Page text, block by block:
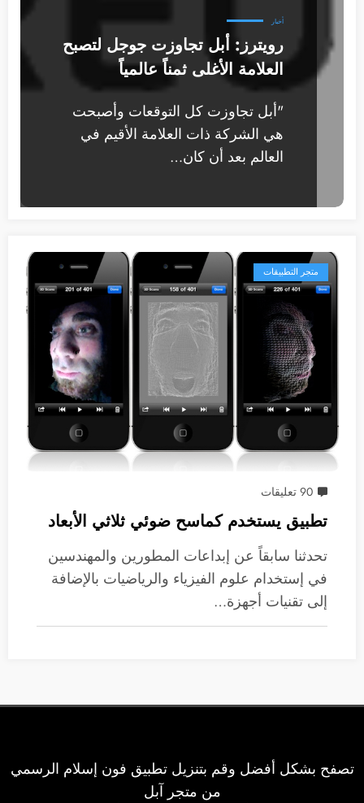
أخبار
رويترز: أبل تجاوزت جوجل لتصبح
العلامة الأغلى ثمناً عالمياً
"أبل تجاوزت كل التوقعات وأصبحت
هي الشركة ذات العلامة الأقيم في
العالم بعد أن كان…
متجر التطبيقات
90 تعليقات
تطبيق يستخدم كماسح ضوئي ثلاثي الأبعاد
تحدثنا سابقاً عن إبداعات المطورين والمهندسين
في إستخدام علوم الفيزياء والرياضيات بالإضافة
إلى تقنيات أجهزة…
تصفح بشكل أفضل وقم بتنزيل تطبيق فون إسلام الرسمي
من متجر آبل